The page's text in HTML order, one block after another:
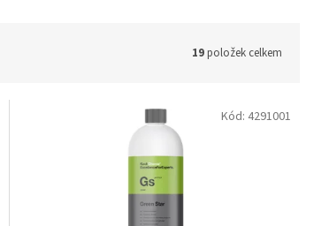
19položek celkem
Kód: 4291001